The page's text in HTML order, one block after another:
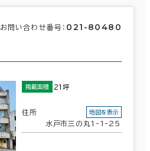
お問い合わせ番号： 021-80480
掲載面積 21坪
住所
水戸市三の丸1-1-25
地図を表示